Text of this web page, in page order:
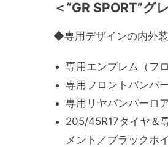
＜“GR SPORT”グ
◆専用デザインの内外
専用エンブレム（フ
専用フロントバンパ
専用リヤバンパーロ
205/45R17タイヤ＆
メント／ブラックホ